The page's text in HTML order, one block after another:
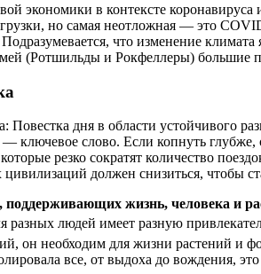
экономики в контексте
но самая неотложная — это
что изменение
(Ротшильды и Рокфеллеры) большие
дня в области устойчивого
ключевое слово. Если копнуть глубже,
резко сократят количество
должен снизиться, чтобы
жизнь, человека и
разных людей имеет разную
он необходим для жизни растений
все, от выдоха до вождения,